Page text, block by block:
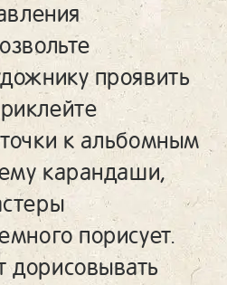
проявить
к альбомным
карандаши,
порисует.